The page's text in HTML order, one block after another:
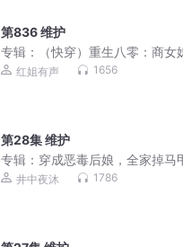
第836 维护
专辑：
（快穿）重生八零：商女
点辣红姐有声 1656
第28集 维护
专辑： 穿成恶毒后娘，全家掉马
井中夜沐 1786